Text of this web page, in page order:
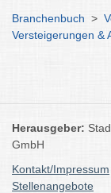
Branchenbuch >
Versteigerungen &
Herausgeber:
GmbH
Kontakt/Impressum
Stellenangebote